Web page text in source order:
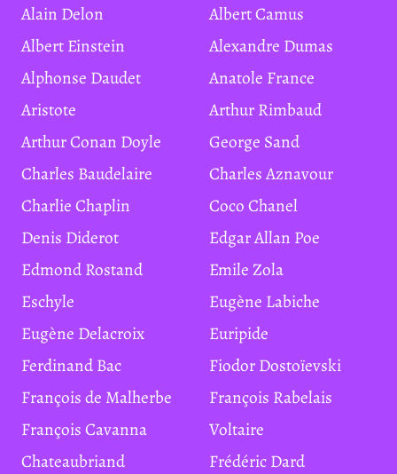
Alain Delon
Albert Camus
Albert Einstein
Alexandre Dumas
Alphonse Daudet
Anatole France
Aristote
Arthur Rimbaud
Arthur Conan Doyle
George Sand
Charles Baudelaire
Charles Aznavour
Charlie Chaplin
Coco Chanel
Denis Diderot
Edgar Allan Poe
Edmond Rostand
Emile Zola
Eschyle
Eugène Labiche
Eugène Delacroix
Euripide
Ferdinand Bac
Fiodor Dostoïevski
François de Malherbe
François Rabelais
François Cavanna
Voltaire
Chateaubriand
Frédéric Dard